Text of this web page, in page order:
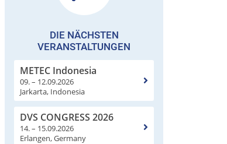
DIE NÄCHSTEN
VERANSTALTUNGEN
METEC Indonesia
09. – 12.09.2026
Jarkarta, Indonesia
DVS CONGRESS 2026
14. – 15.09.2026
Erlangen, Germany